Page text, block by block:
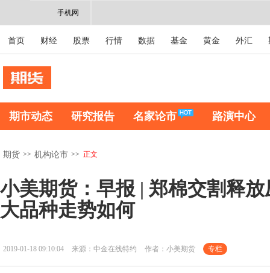
手机网
首页 财经 股票 行情 数据 基金 黄金 外汇
期市动态 研究报告 名家论市 路演中心
期货 >> 机构论市 >> 正文
小美期货：早报 | 郑棉交割释
大品种走势如何
2019-01-18 09:10:04 来源：中金在线特约 作者：小美期货 专栏